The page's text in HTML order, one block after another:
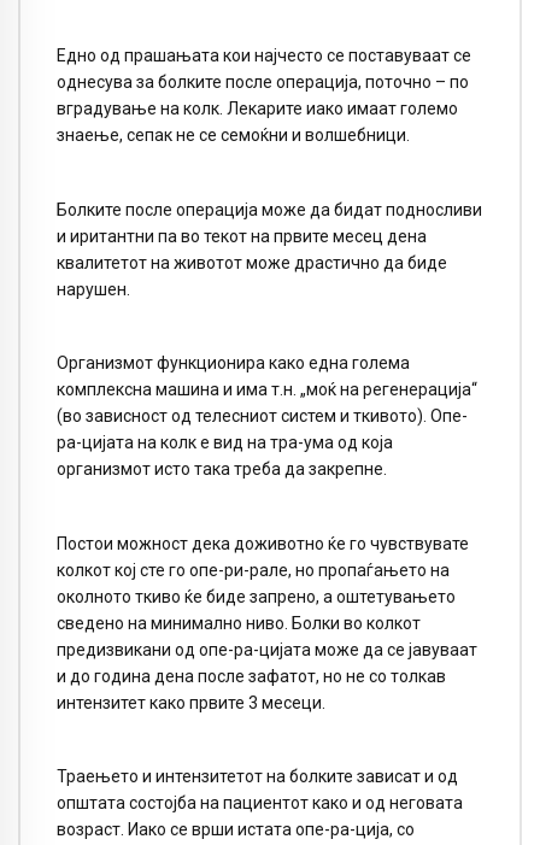
Едно од прашањата кои најчесто се поставуваат се
однесува за болките после операција, поточно – по
вградување на колк. Лекарите иако имаат големо
знаење, сепак не се семоќни и волшебници.
Болките после операција може да бидат подносливи
и иритантни па во текот на првите месец дена
квалитетот на животот може драстично да биде
нарушен.
Организмот функционира како една голема
комплексна машина и има т.н. „моќ на регенерација“
(во зависност од телесниот систем и ткивото). Опе-
ра-цијата на колк е вид на тра-ума од која
организмот исто така треба да закрепне.
Постои можност дека доживотно ќе го чувствувате
колкот кој сте го опе-ри-рале, но пропаѓањето на
околното ткиво ќе биде запрено, а оштетувањето
сведено на минимално ниво. Болки во колкот
предизвикани од опе-ра-цијата може да се јавуваат
и до година дена после зафатот, но не со толкав
интензитет како првите 3 месеци.
Траењето и интензитетот на болките зависат и од
општата состојба на пациентот како и од неговата
возраст. Иако се врши истата опе-ра-ција, со